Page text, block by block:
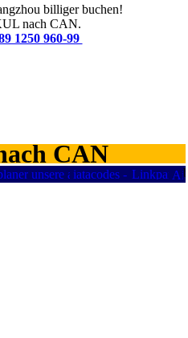
billiger buchen!
nach CAN.
1250 960-99
CAN